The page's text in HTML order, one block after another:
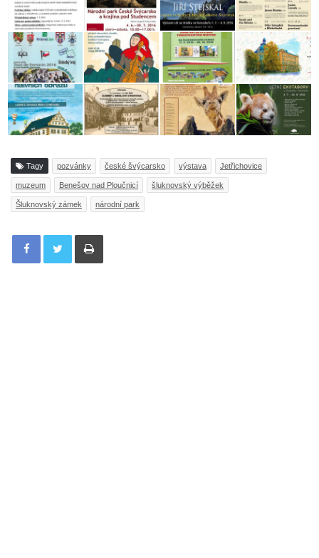
Tagy pozvánky české švýcarsko výstava Jetřichovice
muzeum Benešov nad Ploučnicí šluknovský výběžek
Šluknovský zámek národní park
Tisknout